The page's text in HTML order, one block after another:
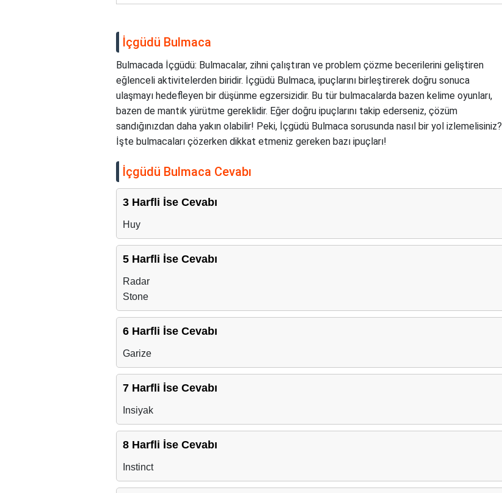
İçgüdü Bulmaca
Bulmacada İçgüdü: Bulmacalar, zihni çalıştıran ve problem çözme becerilerini geliştiren
eğlenceli aktivitelerden biridir. İçgüdü Bulmaca, ipuçlarını birleştirerek doğru sonuca
ulaşmayı hedefleyen bir düşünme egzersizidir. Bu tür bulmacalarda bazen kelime oyunları,
bazen de mantık yürütme gereklidir. Eğer doğru ipuçlarını takip ederseniz, çözüm
sandığınızdan daha yakın olabilir! Peki, İçgüdü Bulmaca sorusunda nasıl bir yol izlemelisiniz?
İşte bulmacaları çözerken dikkat etmeniz gereken bazı ipuçları!
İçgüdü Bulmaca Cevabı
3 Harfli İse Cevabı
Huy
5 Harfli İse Cevabı
Radar
Stone
6 Harfli İse Cevabı
Garize
7 Harfli İse Cevabı
Insiyak
8 Harfli İse Cevabı
Instinct